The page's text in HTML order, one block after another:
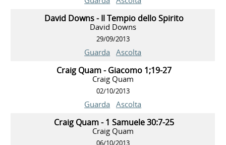
David Downs - Il Tempio dello Spirito
David Downs
29/09/2013
Guarda Ascolta
Craig Quam - Giacomo 1;19-27
Craig Quam
02/10/2013
Guarda Ascolta
Craig Quam - 1 Samuele 30:7-25
Craig Quam
06/10/2013